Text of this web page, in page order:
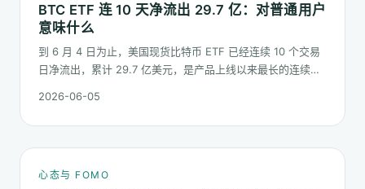
BTC ETF 连 10 天净流出 29.7 亿：对普通用户
意味什么
到 6 月 4 日为止，美国现货比特币 ETF 已经连续 10 个交易
日净流出，累计 29.7 亿美元，是产品上线以来最长的连续流
2026-06-05
心态与 FOMO